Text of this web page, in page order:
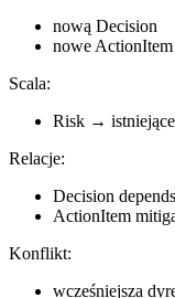
nową Decision
nowe ActionItem
Scala:
Risk →
Relacje:
Decision
ActionItem
Konflikt:
wcześniejsza